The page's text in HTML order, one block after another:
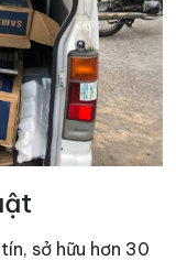
sở hữu hơn 30